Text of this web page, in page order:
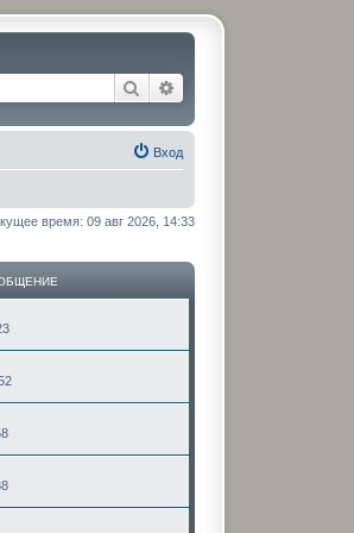
Поиск
Вход
время: 09 авг 2026, 14:33